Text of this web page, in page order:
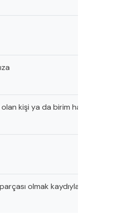
kişi ya da birim hariç olmak
olmak kaydıyla otomatik